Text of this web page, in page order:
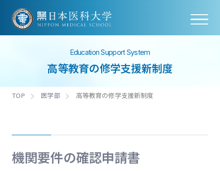
Education Support System
高等教育の修学支援新制度
TOP 医学部 高等教育の修学支援新制度
機関要件の確認申請書